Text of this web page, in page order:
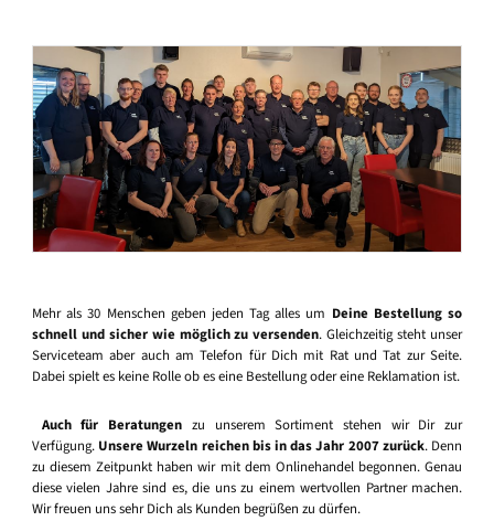
Mehr als 30 Menschen geben jeden Tag alles um Deine Bestellung so
schnell und sicher wie möglich zu versenden. Gleichzeitig steht unser
Serviceteam aber auch am Telefon für Dich mit Rat und Tat zur Seite.
Dabei spielt es keine Rolle ob es eine Bestellung oder eine Reklamation ist.
Auch für Beratungen zu unserem Sortiment stehen wir Dir zur
Verfügung. Unsere Wurzeln reichen bis in das Jahr 2007 zurück. Denn
zu diesem Zeitpunkt haben wir mit dem Onlinehandel begonnen. Genau
diese vielen Jahre sind es, die uns zu einem wertvollen Partner machen.
Wir freuen uns sehr Dich als Kunden begrüßen zu dürfen.